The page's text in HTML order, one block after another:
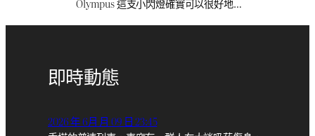
即時動態
2026 年 6月 月 09 日 23:45